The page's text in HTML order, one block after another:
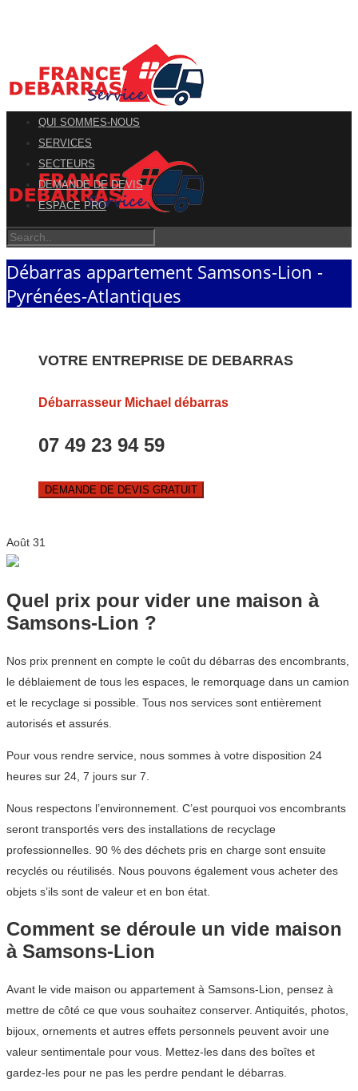
QUI SOMMES-NOUS
SERVICES
SECTEURS
DEMANDE DE DEVIS
ESPACE PRO
Débarras appartement Samsons-Lion -
Pyrénées-Atlantiques
VOTRE ENTREPRISE DE DEBARRAS
Débarrasseur Michael débarras
07 49 23 94 59
DEMANDE DE DEVIS GRATUIT
Août 31
Quel prix pour vider une maison à
Samsons-Lion ?
Nos prix prennent en compte le coût du débarras des encombrants,
le déblaiement de tous les espaces, le remorquage dans un camion
et le recyclage si possible. Tous nos services sont entièrement
autorisés et assurés.
Pour vous rendre service, nous sommes à votre disposition 24
heures sur 24, 7 jours sur 7.
Nous respectons l’environnement. C’est pourquoi vos encombrants
seront transportés vers des installations de recyclage
professionnelles. 90 % des déchets pris en charge sont ensuite
recyclés ou réutilisés. Nous pouvons également vous acheter des
objets s’ils sont de valeur et en bon état.
Comment se déroule un vide maison
à Samsons-Lion
Avant le vide maison ou appartement à Samsons-Lion, pensez à
mettre de côté ce que vous souhaitez conserver. Antiquités, photos,
bijoux, ornements et autres effets personnels peuvent avoir une
valeur sentimentale pour vous. Mettez-les dans des boîtes et
gardez-les pour ne pas les perdre pendant le débarras.